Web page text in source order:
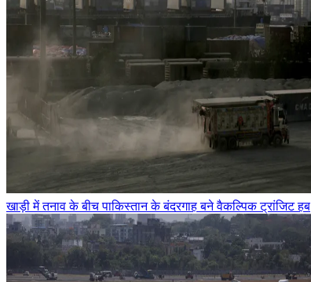
खाड़ी में तनाव के बीच पाकिस्तान के बंदरगाह बने वैकल्पिक ट्रांजिट हब